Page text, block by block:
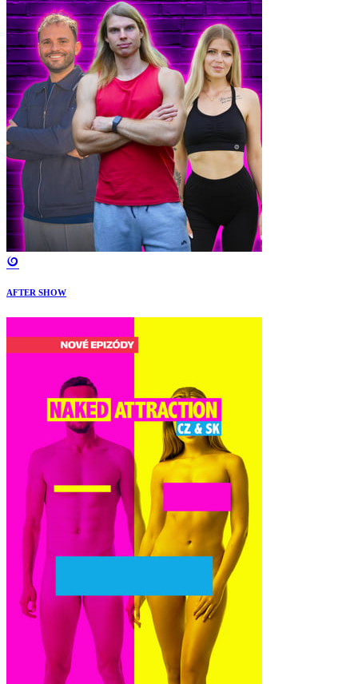
AFTER SHOW